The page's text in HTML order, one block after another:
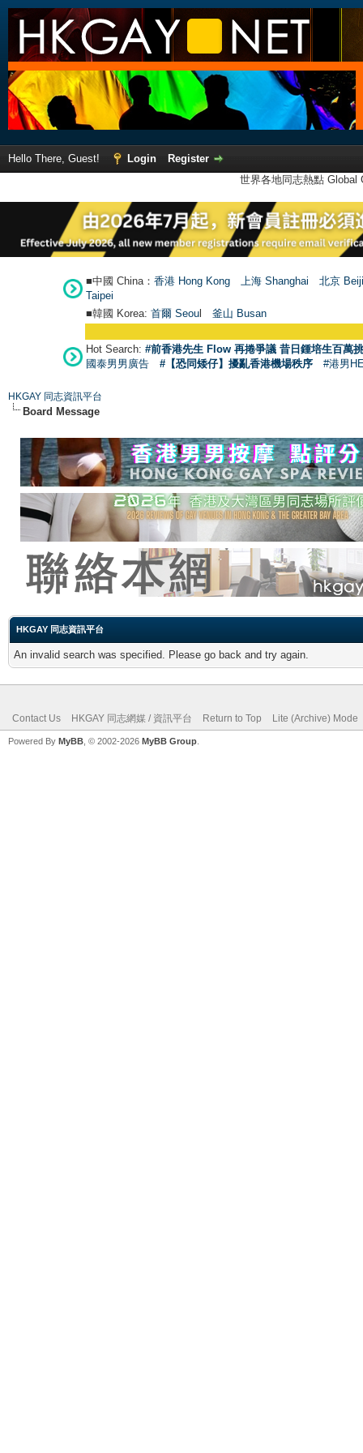
Hello There, Guest! Login
Register
世界各地同志熱點
■中國 China： 香港 Hong Kong 上海 Shanghai
北京
Taipei
■韓國 Korea: 首爾 Seoul 釜山 Busan
Hot Search: #前香港先生 Flow 再捲爭議 昔日鍾培生百萬
國泰男男廣告
#【恐同矮仔】擾亂香港機場秩序 #港男
HKGAY 同志資訊平台
Board Message
HKGAY 同志資訊平台
An invalid search was specified. Please go back and try again.
Contact Us HKGAY 同志網媒 / 資訊平台 Return to Top Lite (Archive) Mode
Powered By MyBB , © 2002-2026 MyBB Group